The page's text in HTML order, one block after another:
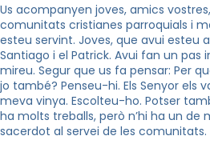
Us acompanyen joves, amics
comunitats cristianes parroquials i
esteu servint. Joves, que avui esteu
Santiago i el Patrick. Avui fan un pas
mireu. Segur que us fa pensar: Per
jo també? Penseu-hi. Els Senyor els
meva vinya. Escolteu-ho. Potser
ha molts treballs, però n’hi ha un de
sacerdot al servei de les comunitats.